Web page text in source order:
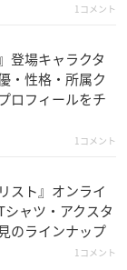
1コメント
登場キャラクタ
・性格・所属ク
ロフィールをチ
1コメント
スト』オンライ
シャツ・アクスタ
のラインナップ
1コメント